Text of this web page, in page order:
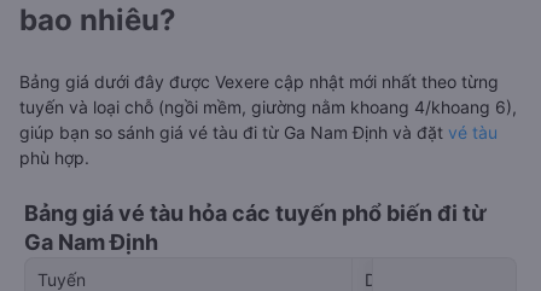
bao nhiêu?
Bảng giá dưới đây được Vexere cập nhật mới nhất theo từng
tuyến và loại chỗ (ngồi mềm, giường nằm khoang 4/khoang 6),
giúp bạn so sánh giá vé tàu đi từ Ga Nam Định và đặt vé tàu
phù hợp.
Bảng giá vé tàu hỏa các tuyến phổ biến đi từ
Ga Nam Định
Tuyến Di chuyển